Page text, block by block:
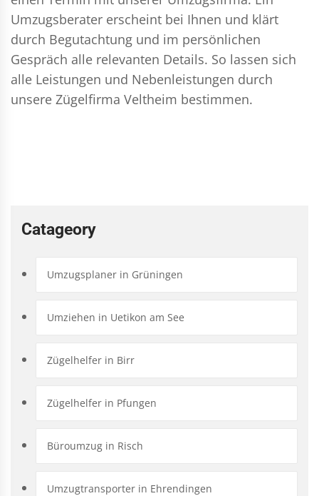
Umzugsberater erscheint bei Ihnen und klärt
durch Begutachtung und im persönlichen
Gespräch alle relevanten Details. So lassen sich
alle Leistungen und Nebenleistungen durch
unsere Zügelfirma Veltheim bestimmen.
Catageory
Umzugsplaner in Grüningen
Umziehen in Uetikon am See
Zügelhelfer in Birr
Zügelhelfer in Pfungen
Büroumzug in Risch
Umzugtransporter in Ehrendingen